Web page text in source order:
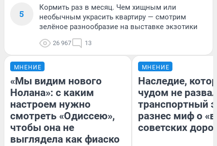
5
Кормить раз в месяц. Чем хищным или
необычным украсить квартиру — смотрим
зелёное разнообразие на выставке экзотики
26 967 13
МНЕНИЕ
«Мы видим нового
Нолана»: с каким
настроем нужно
смотреть «Одиссею»,
чтобы она не
выглядела как фиаско
МНЕНИЕ
Наследие,
чудом не
транспортный
разнес миф о
советских